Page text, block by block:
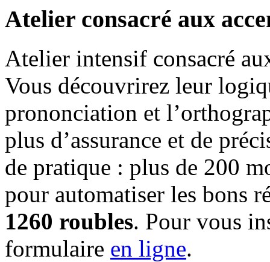
Atelier consacré aux
Atelier intensif consacré
Vous découvrirez leur
prononciation et
plus d’assurance et de
de pratique : plus de 200
pour automatiser les bons
1260 roubles. Pour vous
formulaire en ligne.